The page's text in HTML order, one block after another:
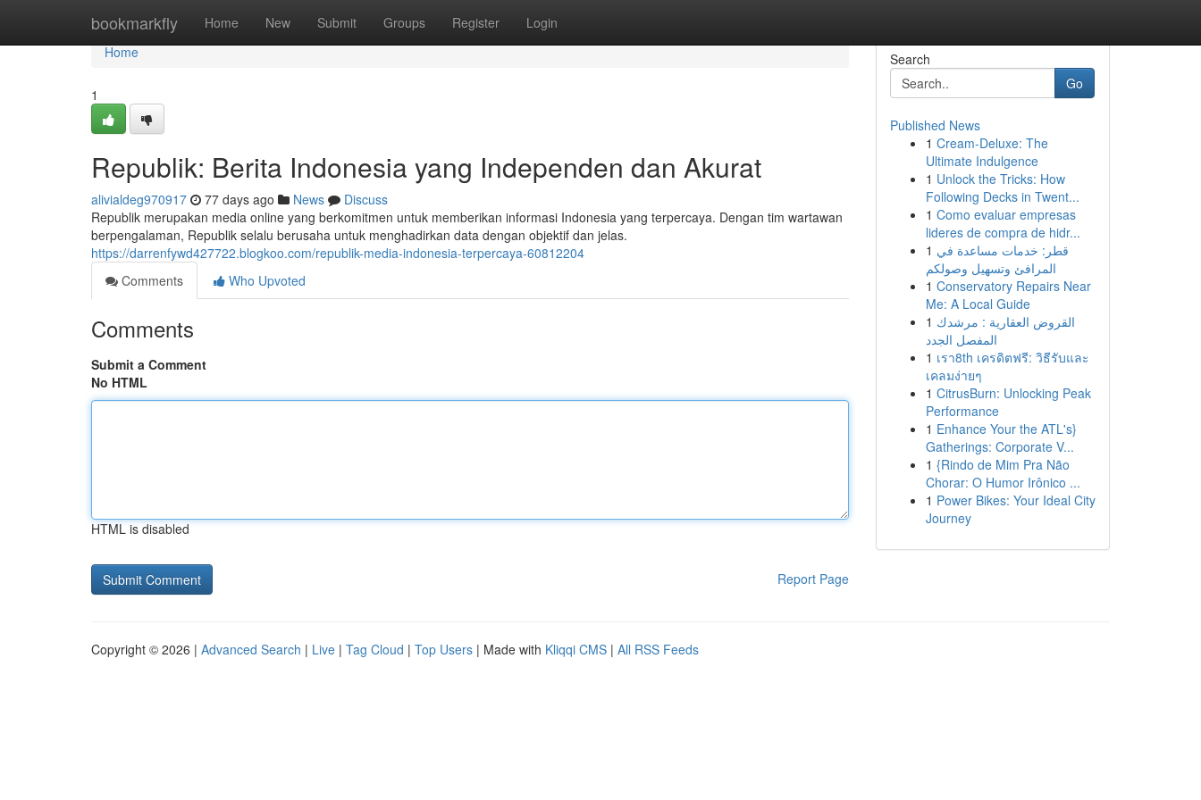
bookmarkfly Home New Submit Groups Register Login
Home
Home
1
Republik: Berita Indonesia yang Independen dan Akurat
alivialdeg970917 77 days ago News
Discuss
Republik merupakan media online yang berkomitmen untuk memberikan informasi Indonesia yang terpercaya. Dengan tim wartawan
berpengalaman, Republik selalu berusaha untuk menghadirkan data dengan objektif dan jelas.
https://darrenfywd427722.blogkoo.com/republik-media-indonesia-terpercaya-60812204
Comments
Who Upvoted
Comments
Submit a Comment
No HTML
HTML is disabled
Report Page
Search
Go
Published News
1 Cream-Deluxe: The
Ultimate Indulgence
1 Unlock the Tricks: How
Following Decks in Twent...
1 Como evaluar empresas
lideres de compra de hidr...
1 قطر: خدمات مساعدة في
المرافئ وتسهيل وصولكم
1 Conservatory Repairs Near
Me: A Local Guide
1 القروض العقارية : مرشدك
المفصل الجدد
1 เรา8th เครดิตฟรี: วิธีรับและ
เคลมง่ายๆ
1 CitrusBurn: Unlocking Peak
Performance
1 Enhance Your the ATL's}
Gatherings: Corporate V...
1 {Rindo de Mim Pra Não
Chorar: O Humor Irônico ...
1 Power Bikes: Your Ideal City
Journey
Copyright © 2026 | Advanced Search | Live | Tag Cloud | Top Users | Made with Kliqqi CMS | All RSS Feeds